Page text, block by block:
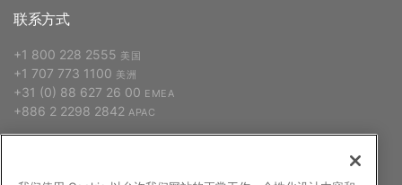
联系方式
+1 800 228 2555 美国
+1 707 773 1100 美洲
+31 (0) 88 627 26 00 EMEA
+886 2 2298 2842 APAC